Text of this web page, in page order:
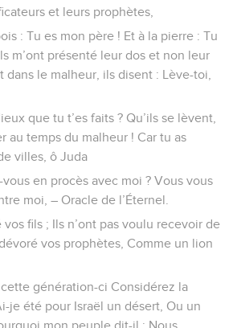
et leurs prophètes,
: Tu es mon père ! Et à la pierre : Tu
m’ont présenté leur dos et non leur
dans le malheur, ils disent : Lève-toi,
que tu t’es faits ? Qu’ils se lèvent,
au temps du malheur ! Car tu as
villes, ô Juda
en procès avec moi ? Vous vous
moi, – Oracle de l’Éternel.
vos fils ; Ils n’ont pas voulu recevoir de
vos prophètes, Comme un lion
cette génération-ci Considérez la
je été pour Israël un désert, Ou un
mon peuple dit-il : Nous